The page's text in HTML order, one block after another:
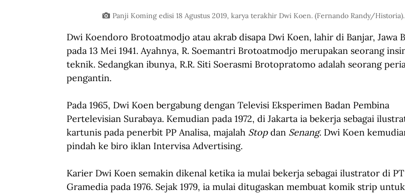
Panji Koming edisi 18 Agustus 2019, karya terakhir Dwi Koen. (Fernando Randy/Historia).
Dwi Koendoro Brotoatmodjo atau akrab disapa Dwi Koen, lahir di Banjar, Jawa
pada 13 Mei 1941. Ayahnya, R. Soemantri Brotoatmodjo merupakan seorang
teknik. Sedangkan ibunya, R.R. Siti Soerasmi Brotopratomo adalah seorang
pengantin.
Pada 1965, Dwi Koen bergabung dengan Televisi Eksperimen Badan Pembina
Pertelevisian Surabaya. Kemudian pada 1972, di Jakarta ia bekerja sebagai
kartunis pada penerbit PP Analisa, majalah Stop dan Senang. Dwi Koen
pindah ke biro iklan Intervisa Advertising.
Karier Dwi Koen semakin dikenal ketika ia mulai bekerja sebagai ilustrator di PT
Gramedia pada 1976. Sejak 1979, ia mulai ditugaskan membuat komik strip